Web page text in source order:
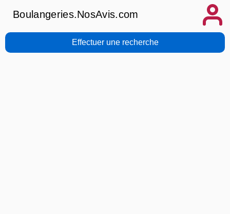
Boulangeries.NosAvis.com
Effectuer une recherche